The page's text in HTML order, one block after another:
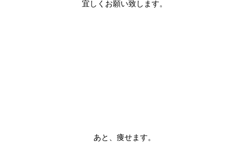
宜しくお願い致します。
あと、痩せます。